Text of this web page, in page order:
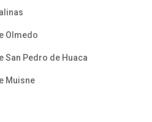
Olmedo
San Pedro de Huaca
Muisne